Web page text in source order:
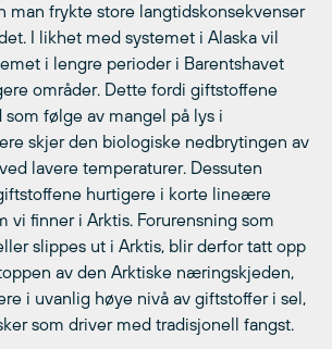
man frykte store langtidskonsekvenser
I likhet med systemet i Alaska vil
i lengre perioder i Barentshavet
områder. Dette fordi giftstoffene
som følge av mangel på lys i
skjer den biologiske nedbrytingen av
lavere temperaturer. Dessuten
hurtigere i korte lineære
vi finner i Arktis. Forurensning som
slippes ut i Arktis, blir derfor tatt opp
av den Arktiske næringskjeden,
i uvanlig høye nivå av giftstoffer i sel,
som driver med tradisjonell fangst.